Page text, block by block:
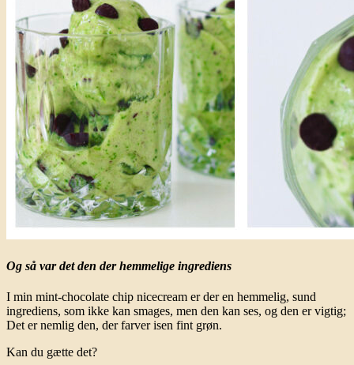
Og så var det den der hemmelige ingrediens
I min mint-chocolate chip nicecream er der en hemmelig, sund
ingrediens, som ikke kan smages, men den kan ses, og den er vigtig;
Det er nemlig den, der farver isen fint grøn.
Kan du gætte det?